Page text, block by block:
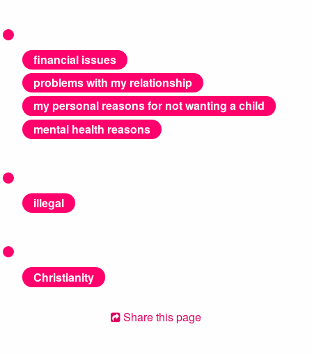
financial issues
problems with my relationship
my personal reasons for not wanting a child
mental health reasons
illegal
Christianity
Share this page